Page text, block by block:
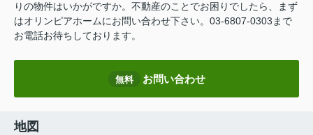
りの物件はいかがですか。不動産のことでお困りでしたら、まず
はオリンピアホームにお問い合わせ下さい。03-6807-0303まで
お電話お待ちしております。
無料 お問い合わせ
地図